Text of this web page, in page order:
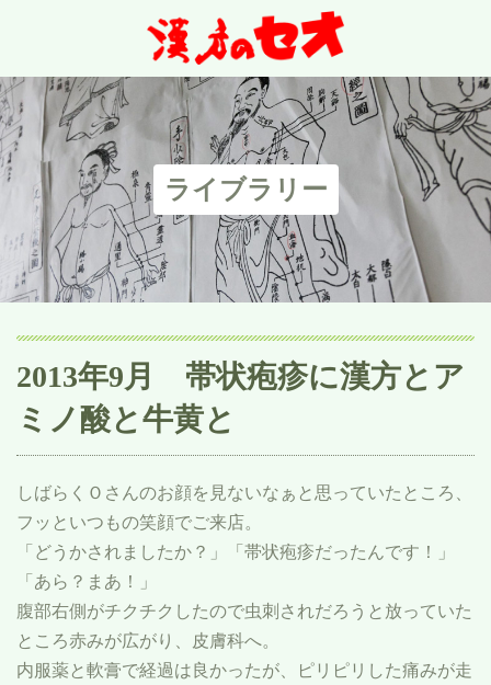
ライブラリー
2013年9月 帯状疱疹に漢方とア
ミノ酸と牛黄と
しばらくＯさんのお顔を見ないなぁと思っていたところ、
フッといつもの笑顔でご来店。
「どうかされましたか？」「帯状疱疹だったんです！」
「あら？まあ！」
腹部右側がチクチクしたので虫刺されだろうと放っていた
ところ赤みが広がり、皮膚科へ。
内服薬と軟膏で経過は良かったが、ピリピリした痛みが走